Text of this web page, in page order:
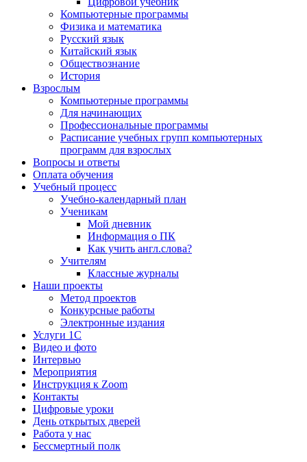
Компьютерные программы
Физика и математика
Русский язык
Китайский язык
Обществознание
История
Взрослым
Компьютерные программы
Для начинающих
Профессиональные программы
Расписание учебных групп компьютерных
программ для взрослых
Вопросы и ответы
Оплата обучения
Учебный процесс
Учебно-календарный план
Ученикам
Мой дневник
Информация о ПК
Как учить англ.слова?
Учителям
Классные журналы
Наши проекты
Метод проектов
Конкурсные работы
Электронные издания
Услуги 1C
Видео и фото
Интервью
Мероприятия
Инструкция к Zoom
Контакты
Цифровые уроки
День открытых дверей
Работа у нас
Бессмертный полк